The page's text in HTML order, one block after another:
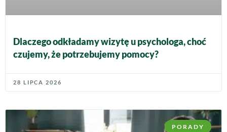
Dlaczego odkładamy wizytę u psychologa, choć
czujemy, że potrzebujemy pomocy?
28 LIPCA 2026
PORADY